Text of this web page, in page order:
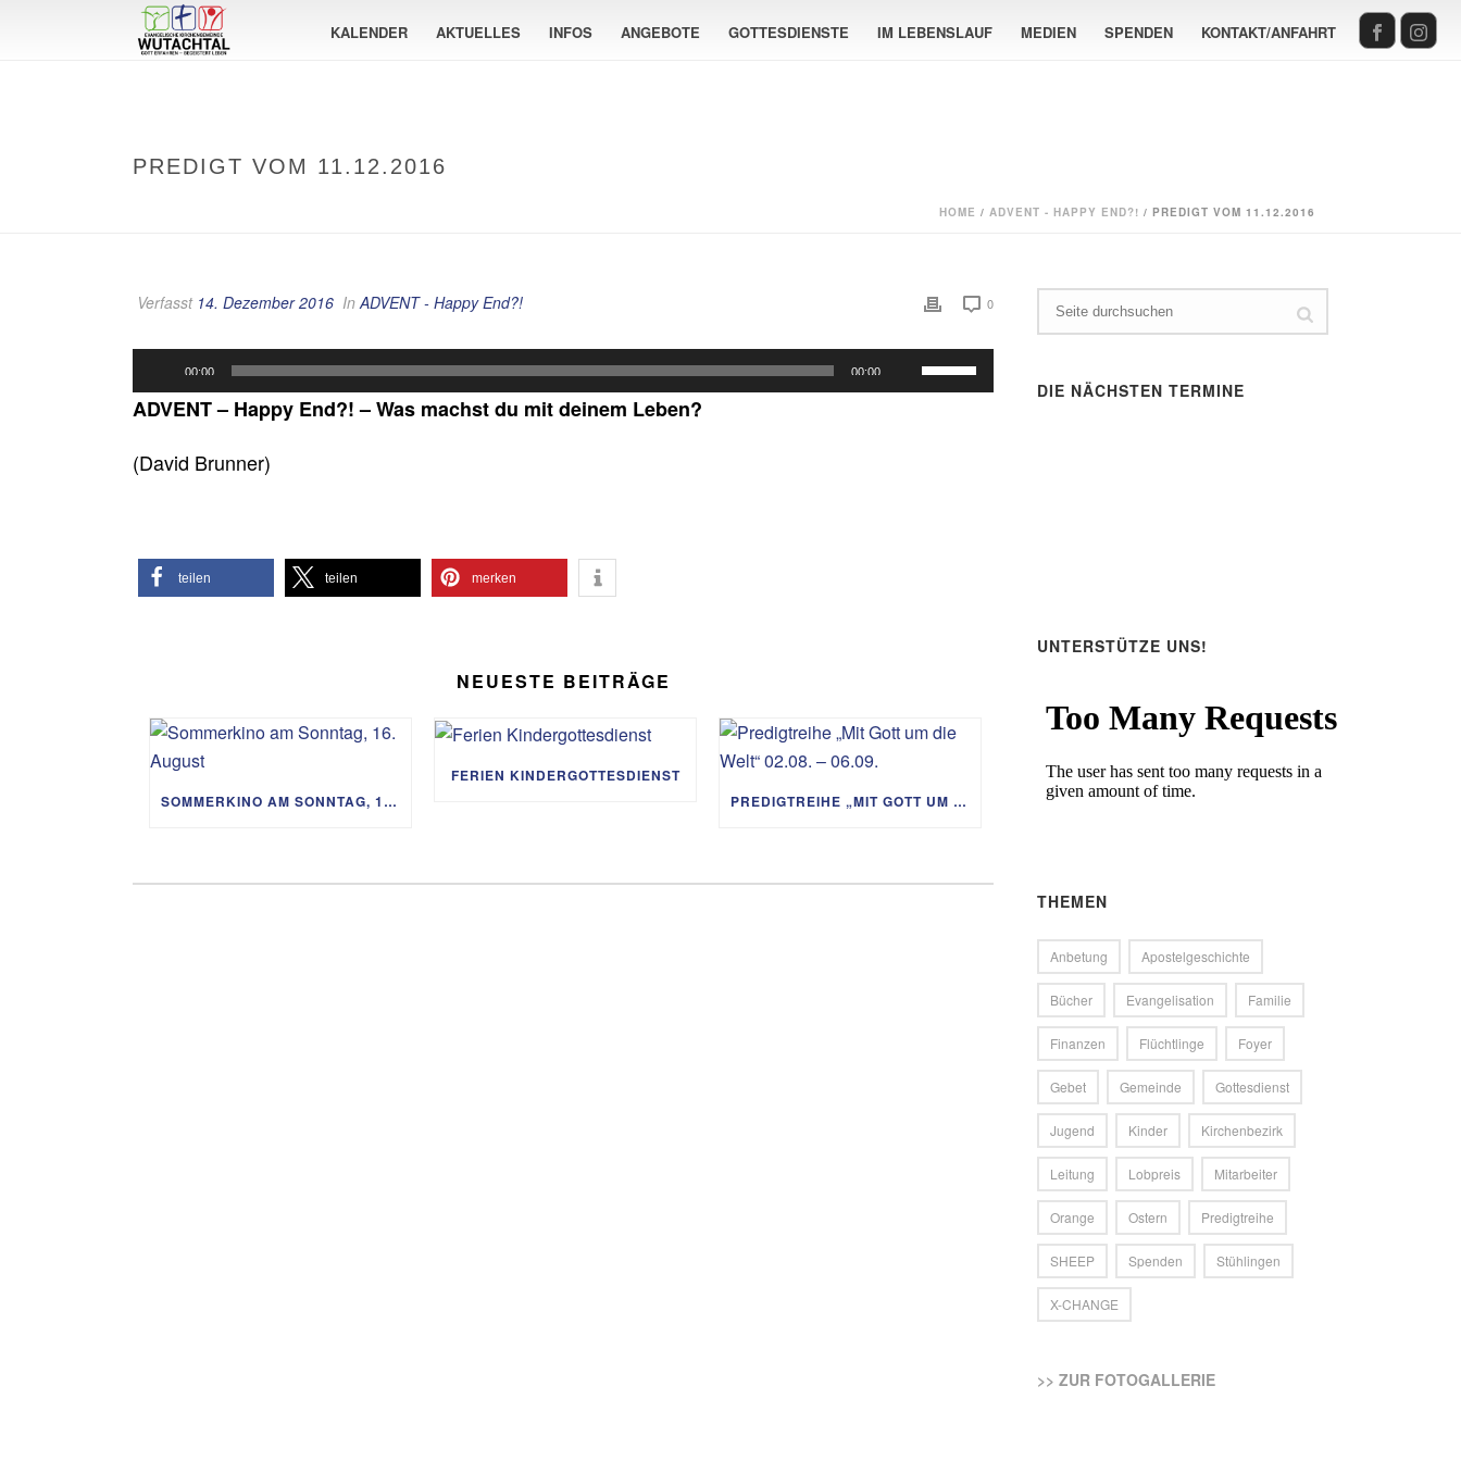
KALENDER AKTUELLES INFOS ANGEBOTE GOTTESDIENSTE IM LEBENSLAUF MEDIEN SPENDEN KONTAKT/ANFAHRT
PREDIGT VOM 11.12.2016
HOME / ADVENT - HAPPY END?! / PREDIGT VOM 11.12.2016
Verfasst 14. Dezember 2016 InADVENT - Happy End?! 0
Player
00:00 00:00
Hoch/Runter
ADVENT – Happy End?! – Was machst du mit deinem Leben?
(David Brunner)
teilen teilen merken
NEUESTE BEITRÄGE
SOMMERKINO AM SONNTAG, 16. AUGUST
FERIEN KINDERGOTTESDIENST
PREDIGTREIHE „MIT GOTT UM DIE WELT“ 02.08. – 06.09.
DIE NÄCHSTEN TERMINE
UNTERSTÜTZE UNS!
THEMEN
Anbetung Apostelgeschichte
Bücher Evangelisation Familie
Finanzen Flüchtlinge Foyer
Gebet Gemeinde Gottesdienst
Jugend Kinder Kirchenbezirk
Leitung Lobpreis Mitarbeiter
Orange Ostern Predigtreihe
SHEEP Spenden Stühlingen
X-CHANGE
>> ZUR FOTOGALLERIE